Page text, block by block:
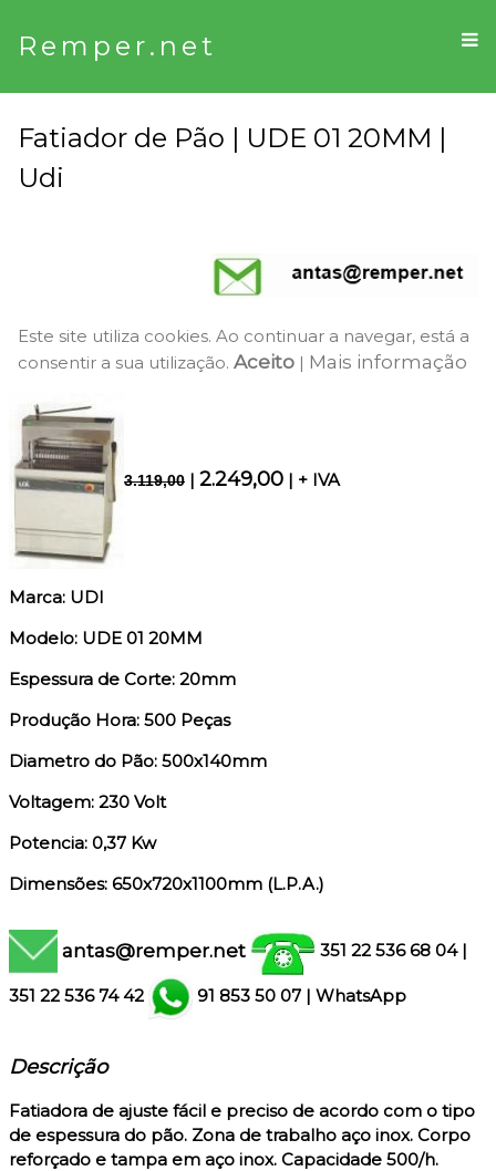
Remper.net
Fatiador de Pão | UDE 01 20MM |
Udi
Este site utiliza cookies. Ao continuar a navegar, está a
consentir a sua utilização. Aceito | Mais informação
3.119,00 | 2.249,00 | + IVA
Marca: UDI
Modelo: UDE 01 20MM
Espessura de Corte: 20mm
Produção Hora: 500 Peças
Diametro do Pão: 500x140mm
Voltagem: 230 Volt
Potencia: 0,37 Kw
Dimensões: 650x720x1100mm (L.P.A.)
antas@remper.net 351 22 536 68 04 |
351 22 536 74 42 91 853 50 07 | WhatsApp
Descrição
Fatiadora de ajuste fácil e preciso de acordo com o tipo
de espessura do pão. Zona de trabalho aço inox. Corpo
reforçado e tampa em aço inox. Capacidade 500/h.